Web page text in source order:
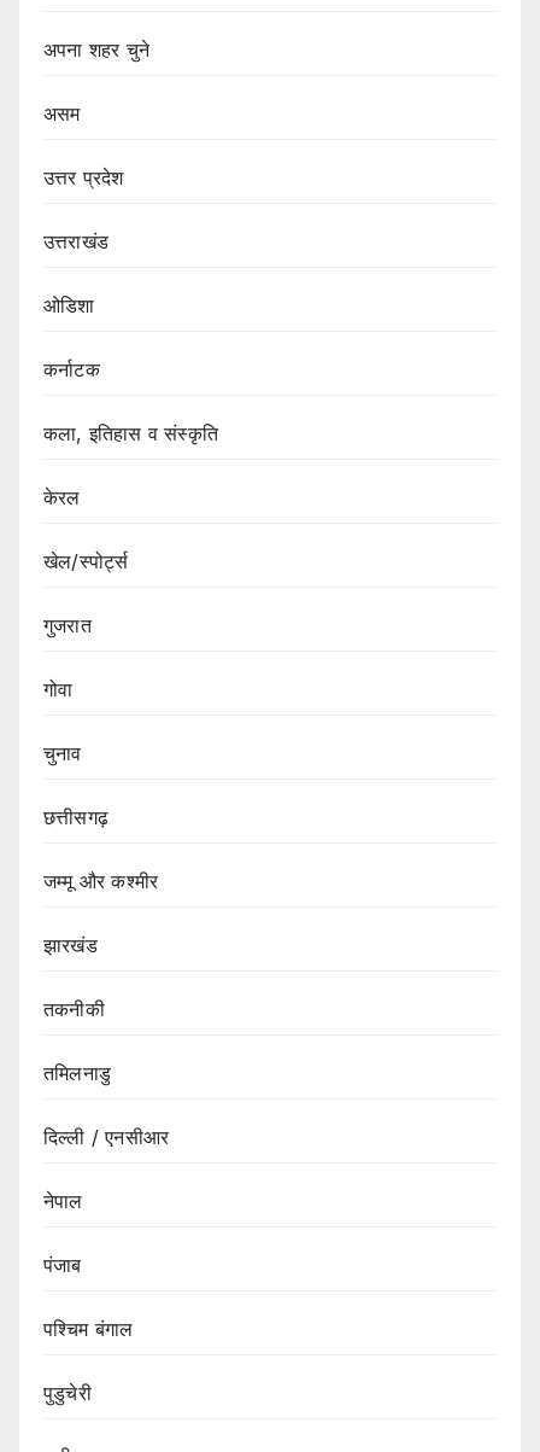
अपना शहर चुने
असम
उत्तर प्रदेश
उत्तराखंड
ओडिशा
कर्नाटक
कला, इतिहास व संस्कृति
केरल
खेल/स्पोर्ट्स
गुजरात
गोवा
चुनाव
छत्तीसगढ़
जम्मू और कश्मीर
झारखंड
तकनीकी
तमिलनाडु
दिल्ली / एनसीआर
नेपाल
पंजाब
पश्चिम बंगाल
पुडुचेरी